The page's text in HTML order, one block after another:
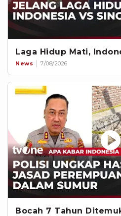
Laga Hidup Mati,
News 7/08/2026
Bocah 7 Tahun